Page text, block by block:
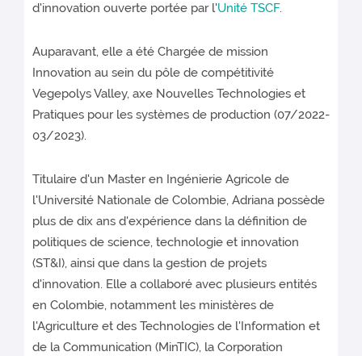
d'innovation ouverte portée par l'Unité TSCF.
Auparavant, elle a été Chargée de mission
Innovation au sein du pôle de compétitivité
Vegepolys Valley, axe Nouvelles Technologies et
Pratiques pour les systèmes de production (07/2022-
03/2023).
Titulaire d'un Master en Ingénierie Agricole de
l'Université Nationale de Colombie, Adriana possède
plus de dix ans d'expérience dans la définition de
politiques de science, technologie et innovation
(ST&I), ainsi que dans la gestion de projets
d'innovation. Elle a collaboré avec plusieurs entités
en Colombie, notamment les ministères de
l'Agriculture et des Technologies de l'Information et
de la Communication (MinTIC), la Corporation